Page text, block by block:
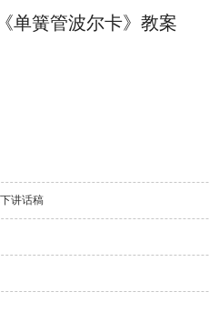
《单簧管波尔卡》教案
讲话稿